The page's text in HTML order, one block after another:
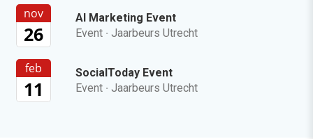
nov
26
AI Marketing Event
Event · Jaarbeurs Utrecht
feb
11
SocialToday Event
Event · Jaarbeurs Utrecht